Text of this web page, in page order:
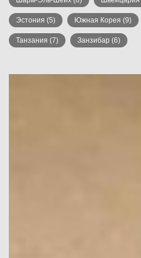
Эстония (5) Южная Корея (9)
Танзания (7) Занзибар (6)